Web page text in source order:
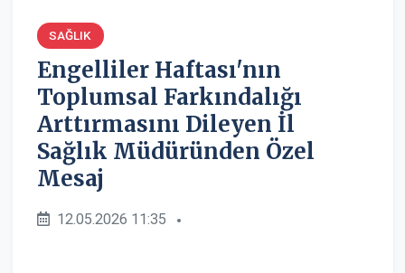
SAĞLIK
Engelliler Haftası'nın
Toplumsal Farkındalığı
Arttırmasını Dileyen İl
Sağlık Müdüründen Özel
Mesaj
12.05.2026 11:35